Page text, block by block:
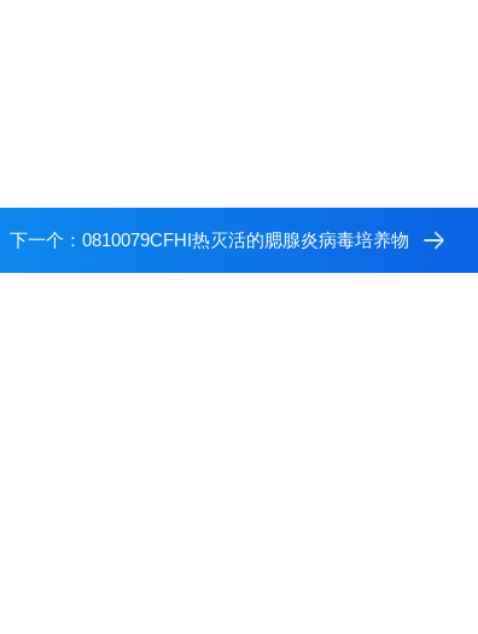
下一个： 0810079CFHI热灭活的腮腺炎病毒培养物